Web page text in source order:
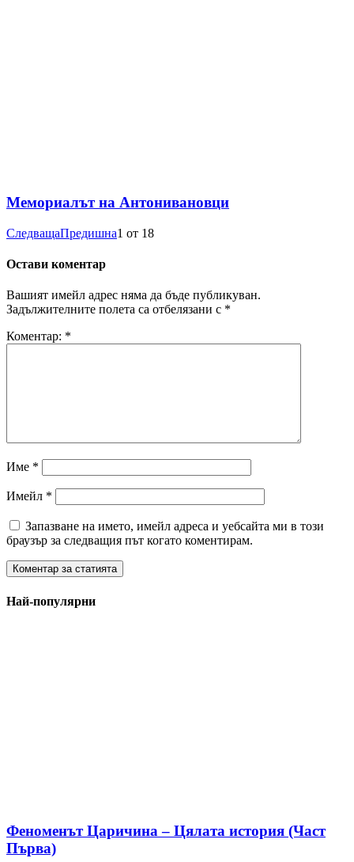
Мемориалът на Антонивановци
СледващаПредишна1 от 18
Остави коментар
Вашият имейл адрес няма да бъде публикуван.
Задължителните полета са отбелязани с *
Коментар: *
Име *
Имейл *
Запазване на името, имейл адреса и уебсайта ми в този
браузър за следващия път когато коментирам.
Най-популярни
Феноменът Царичина – Цялата история (Част
Първа)